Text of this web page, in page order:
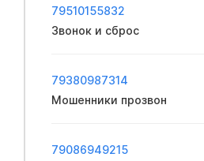
79510155832
Звонок и сброс
79380987314
Мошенники прозвон
79086949215